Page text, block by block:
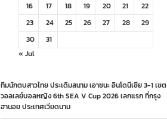
16
17 18 19 20 21
22
23
24 25 26 27 28
29
30
31
« Jul
ทีมนักตบสาวไทย ประเดิมสนาม เอาชนะ อินโดนีเซีย 3-1 เซต
วอลเลย์บอลหญิง 6th SEA V Cup 2026 เลกแรก ที่กรุง
ฮานอย ประเทศเวียดนาม